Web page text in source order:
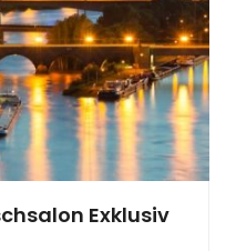
Exklusiv